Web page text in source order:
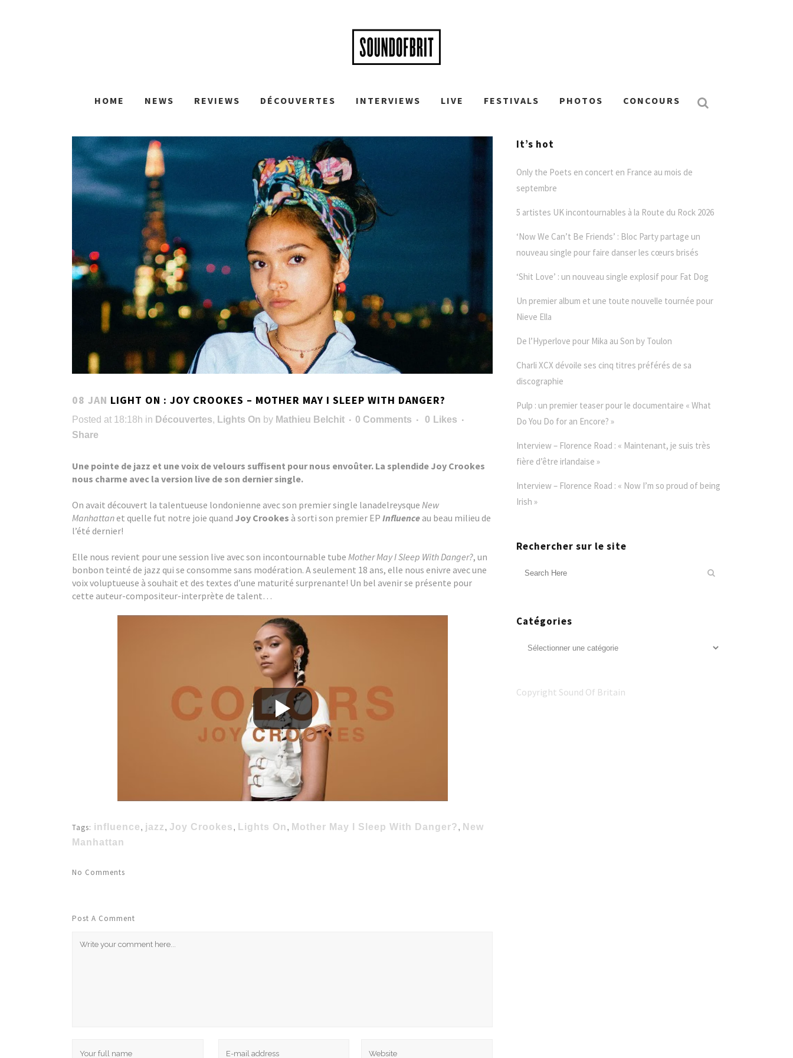
HOME NEWS REVIEWS DÉCOUVERTES INTERVIEWS LIVE FESTIVALS PHOTOS CONCOURS
08 JAN LIGHT ON : JOY CROOKES – MOTHER MAY I SLEEP WITH DANGER?
Posted at 18:18h in Découvertes, Lights On by Mathieu Belchit 0 Comments 0 Likes
Share
Une pointe de jazz et une voix de velours suffisent pour nous envoûter. La splendide Joy Crookes
nous charme avec la version live de son dernier single.
On avait découvert la talentueuse londonienne avec son premier single lanadelreysque New
Manhattanet quelle fut notre joie quand Joy Crookes à sorti son premier EP Influenceau beau milieu de
l’été dernier!
Elle nous revient pour une session live avec son incontournable tube Mother May I Sleep With Danger?, un
bonbon teinté de jazz qui se consomme sans modération. A seulement 18 ans, elle nous enivre avec une
voix voluptueuse à souhait et des textes d’une maturité surprenante! Un bel avenir se présente pour
cette auteur-compositeur-interprète de talent…
Tags: influence, jazz, Joy Crookes, Lights On, Mother May I Sleep With Danger?, New
Manhattan
No Comments
Post A Comment
It’s hot
Only the Poets en concert en France au mois de
septembre
5 artistes UK incontournables à la Route du Rock 2026
‘Now We Can’t Be Friends’ : Bloc Party partage un
nouveau single pour faire danser les cœurs brisés
‘Shit Love’ : un nouveau single explosif pour Fat Dog
Un premier album et une toute nouvelle tournée pour
Nieve Ella
De l’Hyperlove pour Mika au Son by Toulon
Charli XCX dévoile ses cinq titres préférés de sa
discographie
Pulp : un premier teaser pour le documentaire « What
Do You Do for an Encore? »
Interview – Florence Road : « Maintenant, je suis très
fière d’être irlandaise »
Interview – Florence Road : « Now I’m so proud of being
Irish »
Rechercher sur le site
Catégories
Catégories
Copyright Sound Of Britain